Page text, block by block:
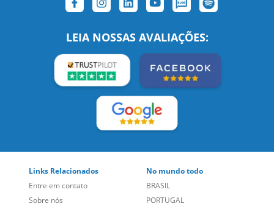
LEIA NOSSAS AVALIAÇÕES:
Links Relacionados
Entre em contato
Sobre nós
No mundo todo
BRASIL
PORTUGAL